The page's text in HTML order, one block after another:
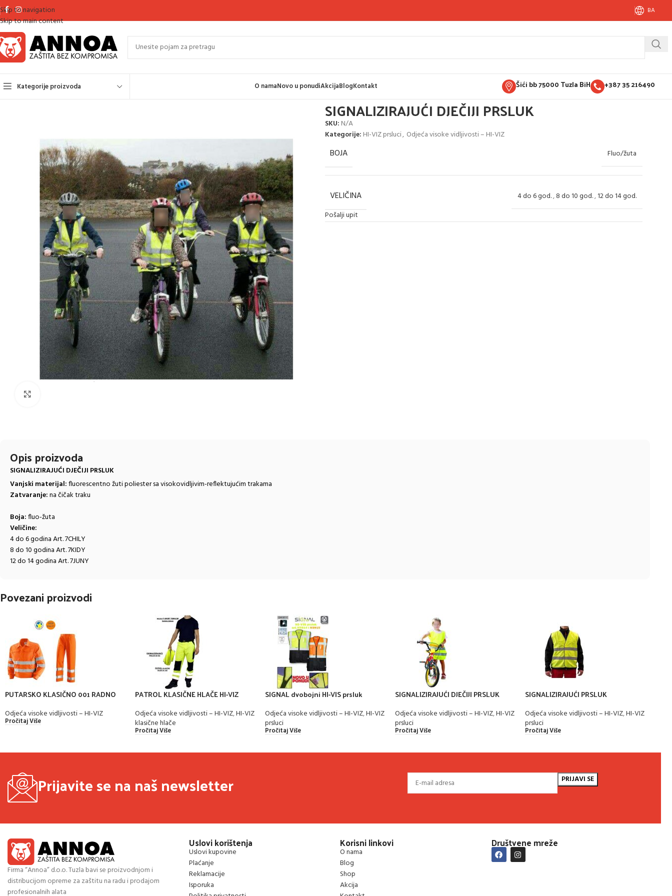
Skip to navigation
Skip to main content
BA
Kategorije proizvoda O namaNovo u ponudiAkcijaBlogKontakt Šići bb 75000 Tuzla BiH +387 35 216490
SIGNALIZIRAJUĆI DJEČIJI PRSLUK
SKU: N/A
Kategorije: HI-VIZ prsluci, Odjeća visoke vidljivosti – HI-VIZ
BOJA Fluo/žuta
VELIČINA 4 do 6 god.,8 do 10 god.,12 do 14 god.
Pošalji upit
Opis proizvoda
SIGNALIZIRAJUĆI DJEČIJI PRSLUK
Vanjski materijal:fluorescentno žuti poliester sa visokovidljivim-reflektujućim trakama
Zatvaranje:na čičak traku
Boja:fluo-žuta
Veličine:
4 do 6 godina Art. 7CHILY
8 do 10 godina Art. 7KIDY
12 do 14 godina Art. 7JUNY
Povezani proizvodi
PUTARSKO KLASIČNO 001 RADNO
REFLEKTUJUĆIM TRAKAMA
Odjeća visoke vidljivosti – HI-VIZ
Pročitaj Više
PATROL KLASIČNE HLAČE HI-VIZ
Odjeća visoke vidljivosti – HI-VIZ,HI-VIZ
klasične hlače
Pročitaj Više
SIGNAL dvobojni HI-VIS prsluk
Odjeća visoke vidljivosti – HI-VIZ,HI-VIZ
prsluci
Pročitaj Više
SIGNALIZIRAJUĆI DJEČIJI PRSLUK
Odjeća visoke vidljivosti – HI-VIZ,HI-VIZ
prsluci
Pročitaj Više
SIGNALIZIRAJUĆI PRSLUK
Odjeća visoke vidljivosti – HI-VIZ,HI-VIZ
prsluci
Pročitaj Više
Prijavite se na naš newsletter
Firma “Annoa” d.o.o. Tuzla bavi se proizvodnjom i
distribucijom opreme za zaštitu na radu i prodajom
profesionalnih alata
Uslovi korištenja
Uslovi kupovine
Plaćanje
Reklamacije
Isporuka
Korisni linkovi
O nama
Blog
Shop
Akcija
Društvene mreže